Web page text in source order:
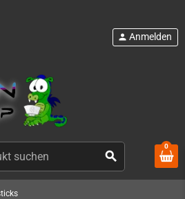
search
person Anmelden
0